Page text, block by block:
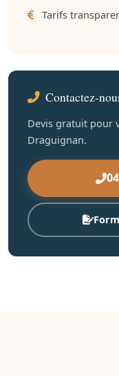
Tarifs
Contactez-
Devis gratuit pour
Draguignan.